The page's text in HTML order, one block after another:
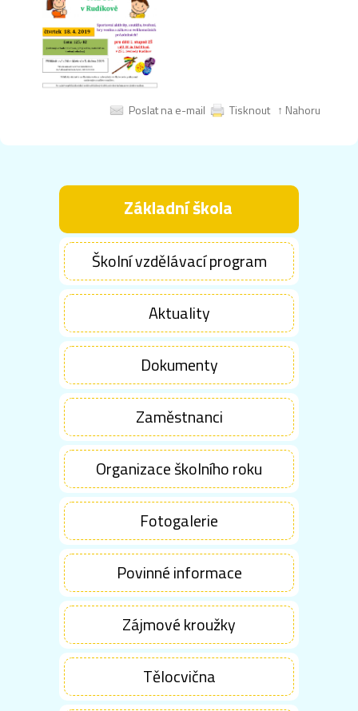
Poslat na e-mail Tisknout ↑ Nahoru
Základní škola
Školní vzdělávací program
Aktuality
Dokumenty
Zaměstnanci
Organizace školního roku
Fotogalerie
Povinné informace
Zájmové kroužky
Tělocvična